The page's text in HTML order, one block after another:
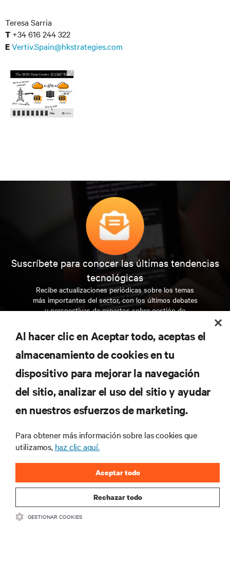
Teresa Sarria
T +34 616 244 322
EVertiv.Spain@hkstrategies.com
Suscríbete para conocer las últimas tendencias
tecnológicas
Recibe actualizaciones periódicas sobre los temas
más importantes del sector, con los últimos debates
y perspectivas de expertos sobre gestión de
REGÍSTRATE AHORA
SOPORTE
CORPORATIVO
CONECTA CON NOSOTROS
Al hacer clic en Aceptar todo, aceptas el
almacenamiento de cookies en tu
dispositivo para mejorar la navegación
del sitio, analizar el uso del sitio y ayudar
en nuestros esfuerzos de marketing.
Para obtener más información sobre las cookies que
utilizamos, haz clic aquí.
Rechazar todo
Aceptar todo
GESTIONAR COOKIES